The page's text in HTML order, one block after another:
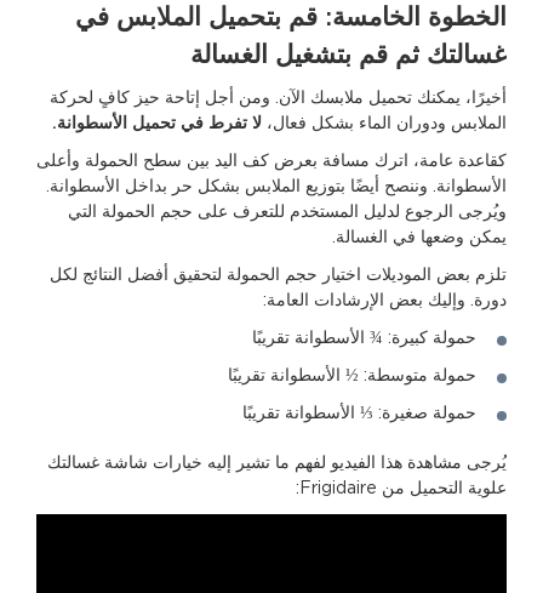
الخطوة الخامسة: قم بتحميل الملابس في
غسالتك ثم قم بتشغيل الغسالة
أخيرًا، يمكنك تحميل ملابسك الآن. ومن أجل إتاحة حيز كافٍ لحركة
الملابس ودوران الماء بشكل فعال، لا تفرط في تحميل الأسطوانة.
كقاعدة عامة، اترك مسافة بعرض كف اليد بين سطح الحمولة وأعلى
الأسطوانة. وننصح أيضًا بتوزيع الملابس بشكل حر بداخل الأسطوانة.
ويُرجى الرجوع لدليل المستخدم للتعرف على حجم الحمولة التي
يمكن وضعها في الغسالة.
تلزم بعض الموديلات اختيار حجم الحمولة لتحقيق أفضل النتائج لكل
دورة. وإليك بعض الإرشادات العامة:
حمولة كبيرة: ¾ الأسطوانة تقريبًا
حمولة متوسطة: ½ الأسطوانة تقريبًا
حمولة صغيرة: ⅓ الأسطوانة تقريبًا
يُرجى مشاهدة هذا الفيديو لفهم ما تشير إليه خيارات شاشة غسالتك
علوية التحميل من Frigidaire: